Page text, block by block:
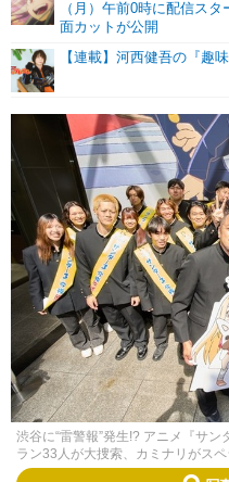
（月）午前0時に配信ス
面カットが公開
【連載】河西健吾の『趣
渋谷に“雷警報”発生!? アニメ『サ
ラン33人が大捜索、カミナリがス